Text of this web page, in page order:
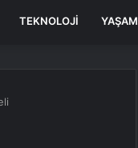
TEKNOLOJI YAŞAM